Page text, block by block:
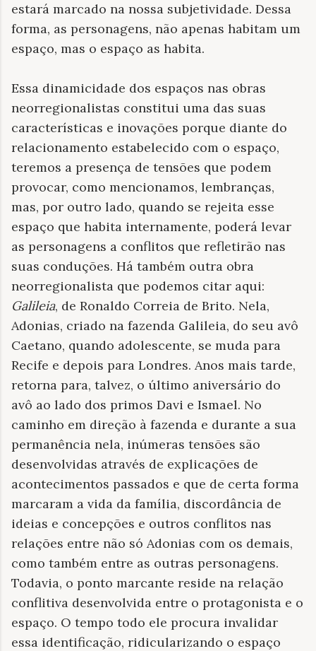
estará marcado na nossa subjetividade. Dessa
forma, as personagens, não apenas habitam um
espaço, mas o espaço as habita.
Essa dinamicidade dos espaços nas obras
neorregionalistas constitui uma das suas
características e inovações porque diante do
relacionamento estabelecido com o espaço,
teremos a presença de tensões que podem
provocar, como mencionamos, lembranças,
mas, por outro lado, quando se rejeita esse
espaço que habita internamente, poderá levar
as personagens a conflitos que refletirão nas
suas conduções. Há também outra obra
neorregionalista que podemos citar aqui:
Galileia, de Ronaldo Correia de Brito. Nela,
Adonias, criado na fazenda Galileia, do seu avô
Caetano, quando adolescente, se muda para
Recife e depois para Londres. Anos mais tarde,
retorna para, talvez, o último aniversário do
avô ao lado dos primos Davi e Ismael. No
caminho em direção à fazenda e durante a sua
permanência nela, inúmeras tensões são
desenvolvidas através de explicações de
acontecimentos passados e que de certa forma
marcaram a vida da família, discordância de
ideias e concepções e outros conflitos nas
relações entre não só Adonias com os demais,
como também entre as outras personagens.
Todavia, o ponto marcante reside na relação
conflitiva desenvolvida entre o protagonista e o
espaço. O tempo todo ele procura invalidar
essa identificação, ridicularizando o espaço